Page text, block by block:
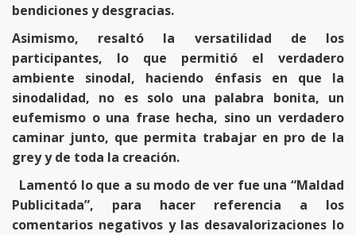
bendiciones y desgracias.
Asimismo, resaltó la versatilidad de los
participantes, lo que permitió el verdadero
ambiente sinodal, haciendo énfasis en que la
sinodalidad, no es solo una palabra bonita, un
eufemismo o una frase hecha, sino un verdadero
caminar junto, que permita trabajar en pro de la
grey y de toda la creación.
Lamentó lo que a su modo de ver fue una “Maldad
Publicitada”, para hacer referencia a los
comentarios negativos y las desavalorizaciones lo